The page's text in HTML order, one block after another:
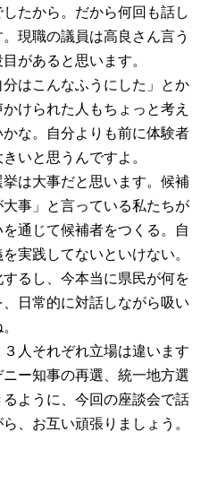
たから。だから何回も話し
現職の議員は高良さん言う
があると思います。
はこんなふうにした」とか
けられた人もちょっと考え
な。自分よりも前に体験者
いと思うんですよ。
は大事だと思います。候補
事」と言っている私たちが
通じて候補者をつくる。自
実践してないといけない。
るし、今本当に県民が何を
日常的に対話しながら吸い
人それぞれ立場は違います
ー知事の再選、統一地方選
ように、今回の座談会で話
、お互い頑張りましょう。